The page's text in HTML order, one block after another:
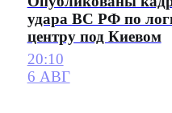
удара ВС РФ по
центру под Киевом
20:10
6 АВГ